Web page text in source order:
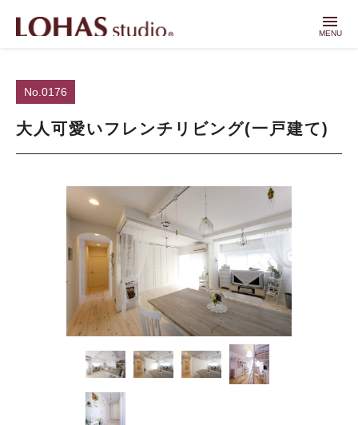
menu
MENU
No.0176
大人可愛いフレンチリビング(一戸建て)